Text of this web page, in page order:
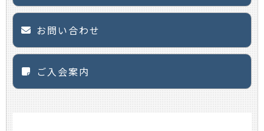
お問い合わせ
ご入会案内